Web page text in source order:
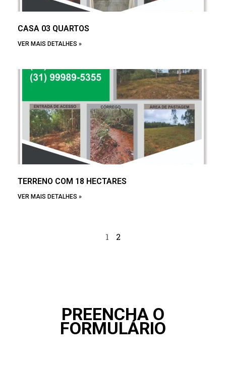
CASA 03 QUARTOS
VER MAIS DETALHES »
TERRENO COM 18 HECTARES
VER MAIS DETALHES »
1 2
PREENCHA O
FORMULÁRIO